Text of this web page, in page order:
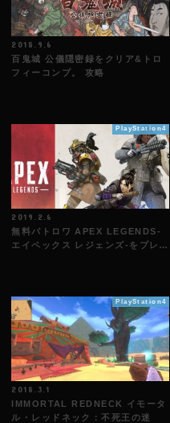
2018.9.6
百鬼城 公儀隠密録をクリア&トロ
フィーコンプ。 攻略
PlayStation4
2019.2.6
無料バトロワ APEX LEGENDS-
エイペックス レジェンズ-をプレ…
PlayStation4
2018.3.1
IMMORTAL REDNECK イモータ
ル・レッドネック：不死王の迷